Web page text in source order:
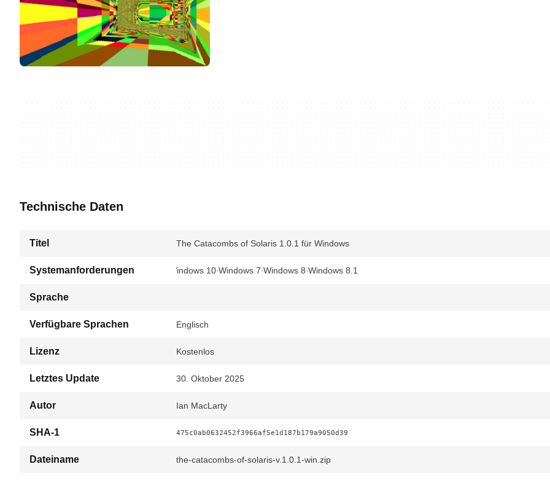
Technische Daten
Titel The Catacombs of Solaris 1.0.1 für Windows
Systemanforderungen Windows 10 Windows 7 Windows 8 Windows 8.1
Sprache
Verfügbare Sprachen Englisch
Lizenz Kostenlos
Letztes Update 30. Oktober 2025
Autor Ian MacLarty
SHA-1 475c0ab0632452f3966af5e1d187b179a9050d39
Dateiname the-catacombs-of-solaris-v.1.0.1-win.zip